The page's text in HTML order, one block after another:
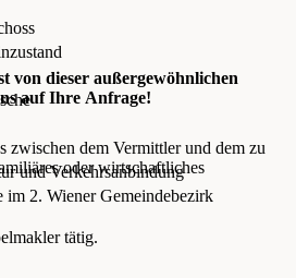
und Verkehrsanbindung
im 2. Wiener Gemeindebezirk
von dieser außergewöhnlichen
auf Ihre Anfrage!
zwischen dem Vermittler und dem zu
oder wirtschaftliches
tätig.